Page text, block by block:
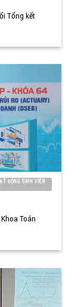
Tổng kết
ĐỘNG SINH VIÊN
Toán